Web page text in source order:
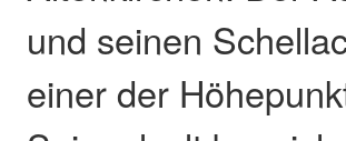
und seinen
einer der